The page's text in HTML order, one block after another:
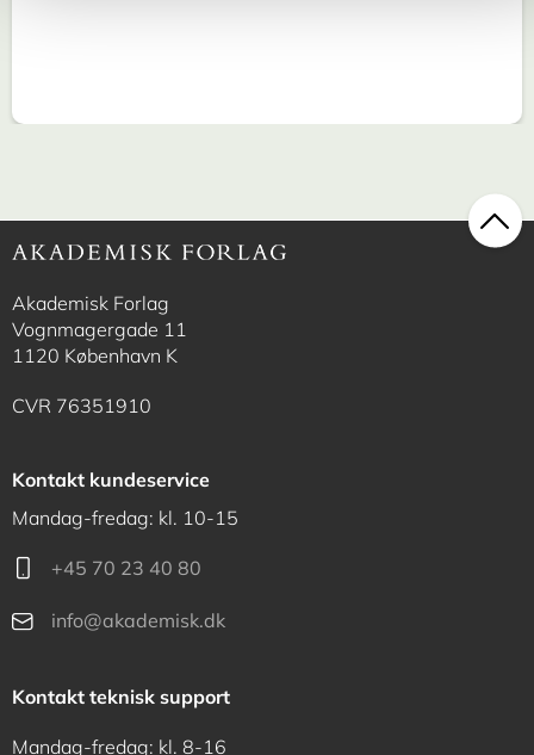
Akademisk Forlag
Vognmagergade 11
1120 København K
CVR 76351910
Kontakt kundeservice
Mandag-fredag: kl. 10-15
+45 70 23 40 80
info@akademisk.dk
Kontakt teknisk support
Mandag-fredag: kl. 8-16